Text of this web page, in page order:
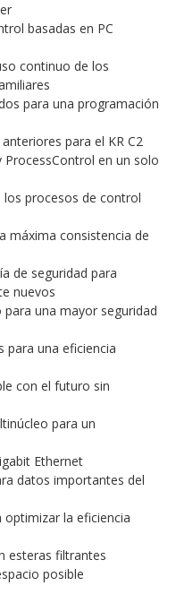
basadas en PC
continuo de los
para una programación
para el KR C2
ProcessControl en un solo
los procesos de control
máxima consistencia de
de seguridad para
nuevos
una mayor seguridad
para una eficiencia
con el futuro sin
para un
Ethernet
datos importantes del
la eficiencia
esteras filtrantes
posible